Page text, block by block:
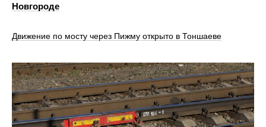
Новгороде
Движение по мосту через Пижму открыто в Тоншаеве